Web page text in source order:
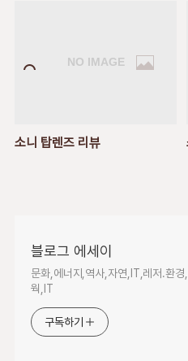
소니 탑렌즈 리뷰
블로그 에세이
문화,에너지,역사,자연,IT,레저.환경
웍,IT
구독하기